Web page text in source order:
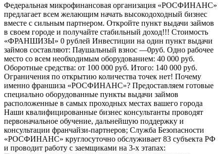
Федеральная микрофинансовая организация «РОСФИНАНС»
предлагает всем желающим начать высокодоходный бизнес
вместе с сильным партнером. Откройте пункт выдачи займов
в своем городе и получайте стабильный доход!!! Стоимость
«ФРАНШИЗЫ» 0 рублей Инвестиции на один пункт выдачи
займов составляют: Паушальный взнос —0руб. Одно рабочее
место со всем необходимым оборудованием: 40 000 руб.
Оборотные средства: от 100 000 руб. Итого: 140 000 руб.
Ограничения по открытию количества точек нет! Почему
именно франшиза «РОСФИНАНС»? Предоставляем готовые
специально оборудованные пункты выдачи займов
расположенные в самых проходных местах вашего города
Наши квалифицированные бизнес консультанты проводят
первоначальное обучение, дальнейшую поддержку и
консультации франчайзи-партнеров; Служба Безопасности
«РОСФИНАНС» круглосуточно обслуживает 83 субъекта РФ
и проводит работу с заемщиками на 3-х этапах: